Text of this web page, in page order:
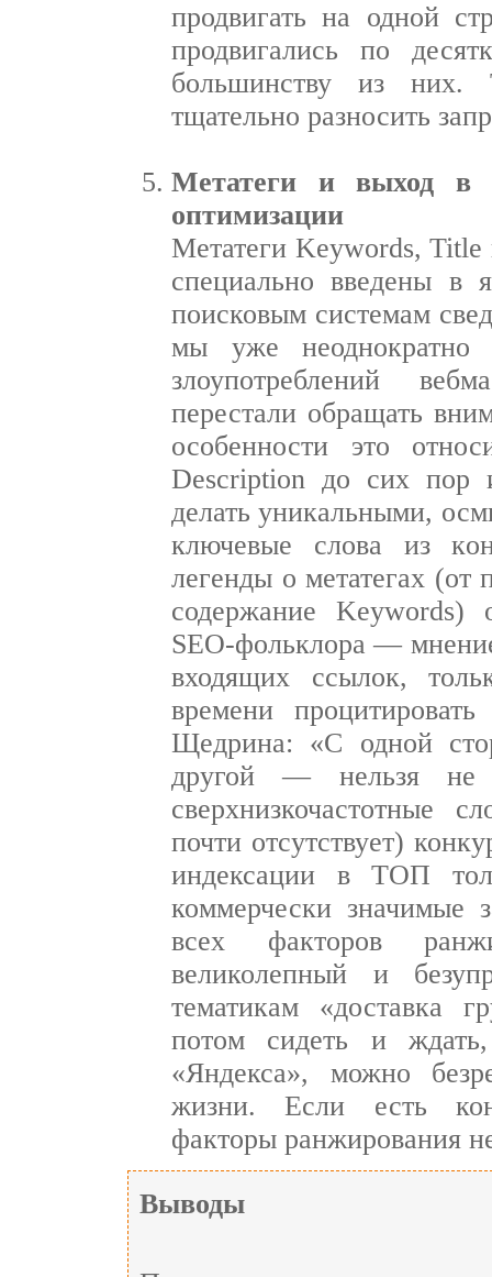
продвигать на одной
продвигались по
большинству из них.
тщательно разносить
Метатеги и выход в
оптимизации
Метатеги Keywords, Title
специально введены в
поисковым системам
мы уже неоднократно
злоупотреблений
перестали обращать
особенности это
Description до сих пор
делать уникальными,
ключевые слова из
легенды о метатегах (от
содержание Keywords)
SEO-фольклора —
входящих ссылок,
времени
Щедрина: «С одной
другой — нельзя не
сверхнизкочастотные
почти отсутствует)
индексации в ТОП
коммерчески значимые
всех факторов
великолепный и
тематикам «доставка
потом сидеть и
«Яндекса», можно
жизни. Если есть
факторы ранжирования
Выводы